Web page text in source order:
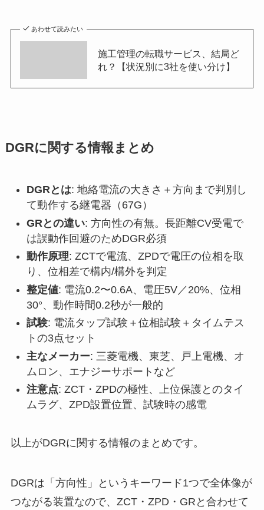
あわせて読みたい
施工管理の転職サービス、結局ど
れ？【状況別に3社を使い分け】
DGRに関する情報まとめ
DGRとは: 地絡電流の大きさ＋方向まで判別し
て動作する継電器（67G）
GRとの違い: 方向性の有無。長距離CV受電で
は誤動作回避のためDGR必須
動作原理: ZCTで電流、ZPDで電圧の位相を取
り、位相差で構内/構外を判定
整定値: 電流0.2〜0.6A、電圧5V／20%、位相
30°、動作時間0.2秒が一般的
試験: 電流タップ試験＋位相試験＋タイムテス
トの3点セット
主なメーカー: 三菱電機、東芝、戸上電機、オ
ムロン、エナジーサポートなど
注意点: ZCT・ZPDの極性、上位保護とのタイ
ムラグ、ZPD設置位置、試験時の感電
以上がDGRに関する情報のまとめです。
DGRは「方向性」というキーワード1つで全体像が
つながる装置なので、ZCT・ZPD・GRと合わせて